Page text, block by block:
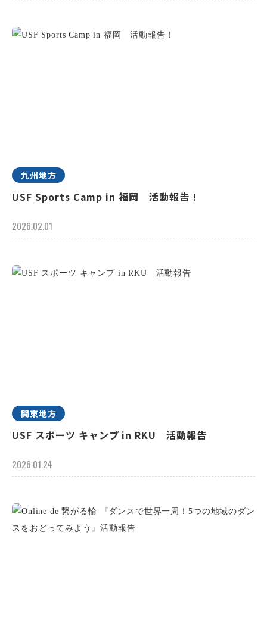
九州地方
USF Sports Camp in 福岡 活動報告！
2026.02.01
関東地方
USF スポーツ キャンプ in RKU 活動報告
2026.01.24